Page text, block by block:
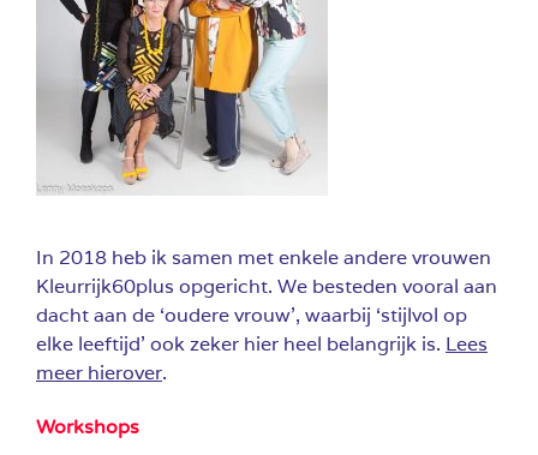
In 2018 heb ik samen met enkele andere vrouwen
Kleurrijk60plus opgericht. We besteden vooral aan
dacht aan de ‘oudere vrouw’, waarbij ‘stijlvol op
elke leeftijd’ ook zeker hier heel belangrijk is. Lees
meer hierover.
Workshops